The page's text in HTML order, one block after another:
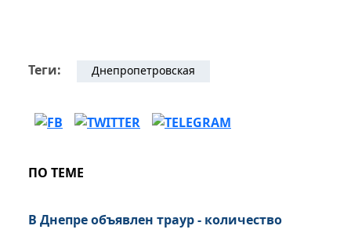
Теги: Днепропетровская
ПО ТЕМЕ
В Днепре объявлен траур - количество